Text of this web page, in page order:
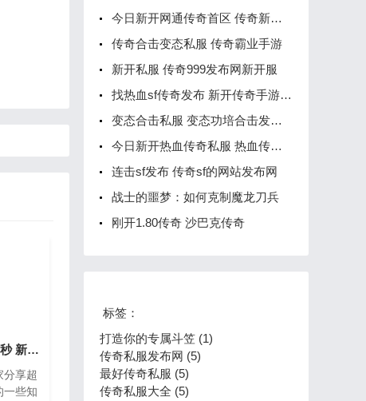
超级变态传奇新开一秒 新开传奇世界网站刚开一秒
分享超
一些知
今日新开网通传奇首区 传奇新开网站开服
传奇合击变态私服 传奇霸业手游
新开私服 传奇999发布网新开服
找热血sf传奇发布 新开传奇手游发布网站
变态合击私服 变态功培合击发布网
今日新开热血传奇私服 热血传奇手游发布网
连击sf发布 传奇sf的网站发布网
战士的噩梦：如何克制魔龙刀兵
刚开1.80传奇 沙巴克传奇
标签：
打造你的专属斗笠 (1)
传奇私服发布网 (5)
最好传奇私服 (5)
传奇私服大全 (5)